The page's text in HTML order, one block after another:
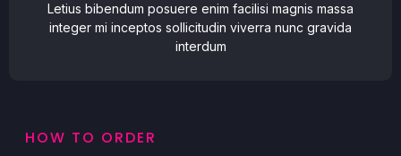
Letius bibendum posuere enim facilisi magnis massa
integer mi inceptos sollicitudin viverra nunc gravida
interdum
HOW TO ORDER